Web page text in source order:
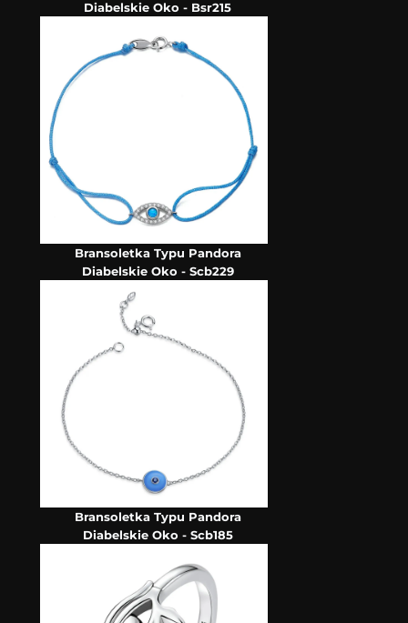
Diabelskie Oko - Bsr215
Bransoletka Typu Pandora
Diabelskie Oko - Scb229
Bransoletka Typu Pandora
Diabelskie Oko - Scb185